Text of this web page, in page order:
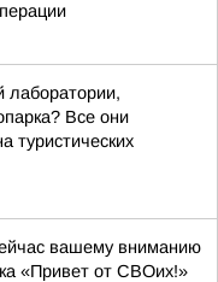
лаборатории,
Все они
туристических
вашему вниманию
«Привет от СВОих!»